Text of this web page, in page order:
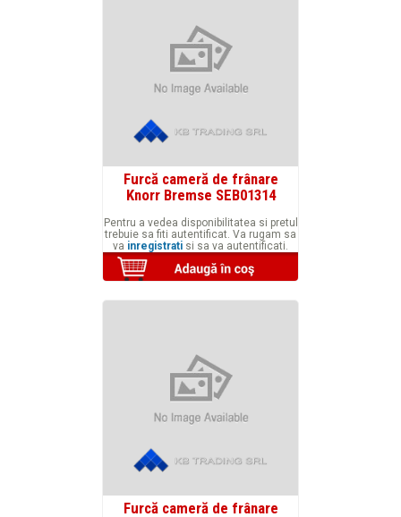
Furcă cameră de frânare
Knorr Bremse SEB01314
Pentru a vedea disponibilitatea si pretul
trebuie sa fiti autentificat. Va rugam sa
va inregistrati si sa va autentificati.
Furcă cameră de frânare